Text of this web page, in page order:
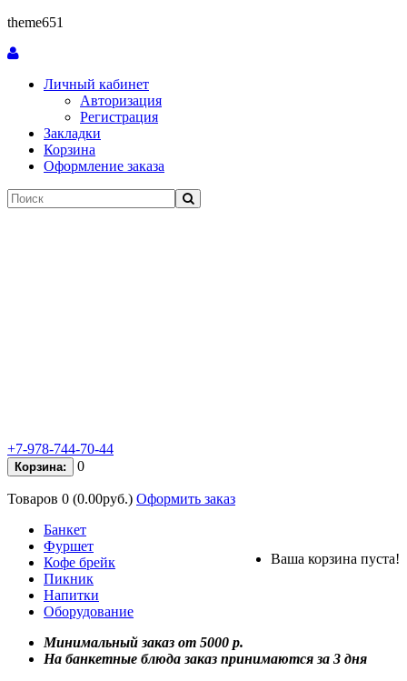
theme651
Личный кабинет
Авторизация
Регистрация
Закладки
Корзина
Оформление заказа
+7-978-744-70-44
Корзина: 0
Товаров 0 (0.00руб.) Оформить заказ
Ваша корзина пуста!
Банкет
Фуршет
Кофе брейк
Пикник
Напитки
Оборудование
Минимальный заказ от 5000 р.
На банкетные блюда заказ принимаются за 3 дня